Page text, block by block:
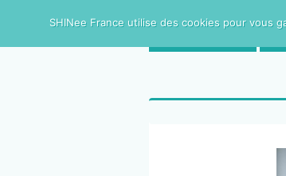
SHINee France utilise des cookies pour vous